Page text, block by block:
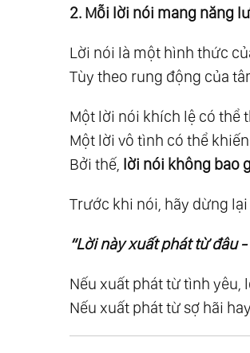
37. Giải Ngộ 08: Về Sinh
39.Giải Ngộ 10: Về Tự
40.Giải Ngộ 11: Về Định
41.Giải Ngộ 12: Về Nỗi
42.Nhóm 3: Giải Ngộ
43.Giải Ngộ 13: Về Cái
45. Giải Ngộ 15: Về Biết
46.Giải Ngộ 16: Về Tha
48.Giải Ngộ 18: Về Tâm
49.Giải Ngộ 19: Tâm
50.Giải Ngộ 20: Về
2. Mỗi lời nói mang năng
Lời nói là một hình thức
Tùy theo rung động của
Một lời nói khích lệ có thể
Một lời vô tình có thể
Bởi thế, lời nói không bao
Trước khi nói, hãy dừng
“Lời này xuất phát từ đâu
Nếu xuất phát từ tình yêu,
Nếu xuất phát từ sợ hãi